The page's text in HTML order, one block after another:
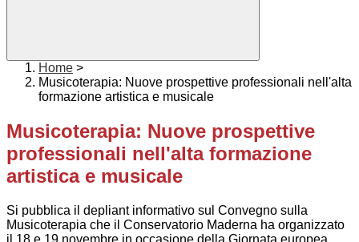
Home >
Musicoterapia: Nuove prospettive professionali nell'alta
formazione artistica e musicale
Musicoterapia: Nuove prospettive
professionali nell'alta formazione
artistica e musicale
Si pubblica il depliant informativo sul Convegno sulla
Musicoterapia che il Conservatorio Maderna ha organizzato